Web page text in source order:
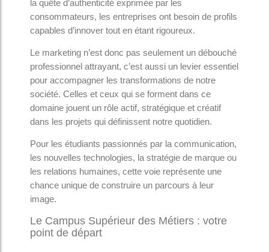
la quête d’authenticité exprimée par les
consommateurs, les entreprises ont besoin de profils
capables d’innover tout en étant rigoureux.
Le marketing n’est donc pas seulement un débouché
professionnel attrayant, c’est aussi un levier essentiel
pour accompagner les transformations de notre
société. Celles et ceux qui se forment dans ce
domaine jouent un rôle actif, stratégique et créatif
dans les projets qui définissent notre quotidien.
Pour les étudiants passionnés par la communication,
les nouvelles technologies, la stratégie de marque ou
les relations humaines, cette voie représente une
chance unique de construire un parcours à leur
image.
Le Campus Supérieur des Métiers : votre
point de départ